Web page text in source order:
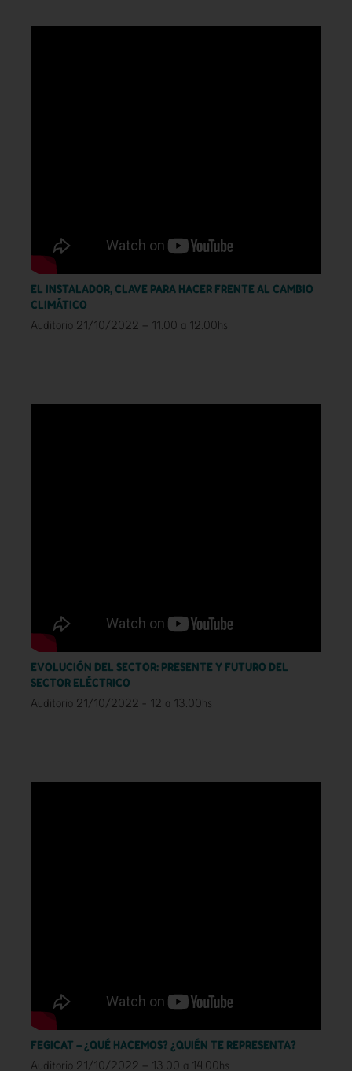
EL INSTALADOR, CLAVE PARA HACER FRENTE AL CAMBIO
CLIMÁTICO
Auditorio 21/10/2022 – 11.00 a 12.00hs
EVOLUCIÓN DEL SECTOR: PRESENTE Y FUTURO DEL
SECTOR ELÉCTRICO
Auditorio 21/10/2022 - 12 a 13.00hs
FEGICAT – ¿QUÉ HACEMOS? ¿QUIÉN TE REPRESENTA?
Auditorio 21/10/2022 – 13.00 a 14.00hs